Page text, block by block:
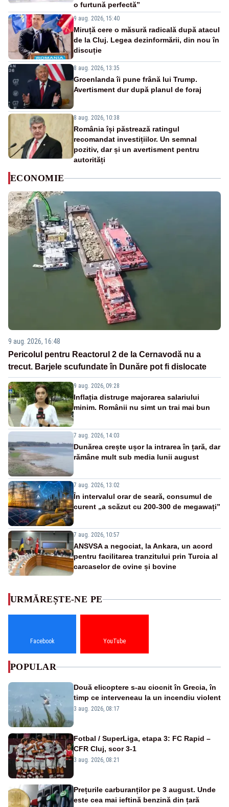
o furtună perfectă”
9 aug. 2026, 15:40
Miruță cere o măsură radicală după atacul
de la Cluj. Legea dezinformării, din nou în
discuție
8 aug. 2026, 13:35
Groenlanda îi pune frână lui Trump.
Avertisment dur după planul de foraj
8 aug. 2026, 10:38
România își păstrează ratingul
recomandat investițiilor. Un semnal
pozitiv, dar și un avertisment pentru
autorități
ECONOMIE
9 aug. 2026, 16:48
Pericolul pentru Reactorul 2 de la Cernavodă nu a
trecut. Barjele scufundate în Dunăre pot fi dislocate
9 aug. 2026, 09:28
Inflația distruge majorarea salariului
minim. Românii nu simt un trai mai bun
7 aug. 2026, 14:03
Dunărea crește ușor la intrarea în țară, dar
rămâne mult sub media lunii august
7 aug. 2026, 13:02
În intervalul orar de seară, consumul de
curent „a scăzut cu 200-300 de megawați”
7 aug. 2026, 10:57
ANSVSA a negociat, la Ankara, un acord
pentru facilitarea tranzitului prin Turcia al
carcaselor de ovine și bovine
URMĂREȘTE-NE PE
Facebook YouTube
POPULAR
Două elicoptere s-au ciocnit în Grecia, în
timp ce interveneau la un incendiu violent
3 aug. 2026, 08:17
Fotbal / SuperLiga, etapa 3: FC Rapid –
CFR Cluj, scor 3-1
3 aug. 2026, 08:21
Prețurile carburanților pe 3 august. Unde
este cea mai ieftină benzină din țară